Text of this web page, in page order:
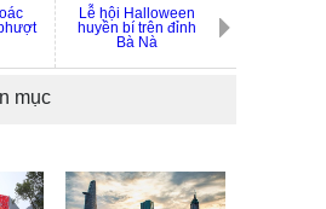
Lễ hội Halloween
huyền bí trên đỉnh
Bà Nà
mục